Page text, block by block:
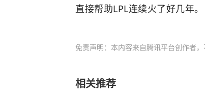
直接帮助LPL连续火了好几年。
免责声明：本内容来自腾讯平台创作者
相关推荐